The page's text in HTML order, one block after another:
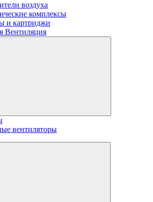
воздуха
комплексы
и картриджи
Вентиляция
вентиляторы